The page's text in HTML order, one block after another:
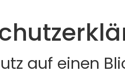
auf einen